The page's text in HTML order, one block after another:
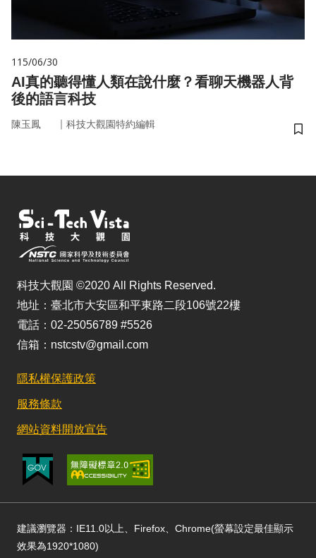
115/06/30
AI真的聽得懂人類在說什麼？看聊天機器人背
後的語言科技
陳玉鳳 ｜ 科技大觀園特約編輯
儲
科技大觀園 ©2020 All Rights Reserved.
地址：臺北市大安區和平東路二段106號22樓
電話：02-25056789 #5526
信箱：nstcstv@gmail.com
隱私權保護政策
服務條款
網站資料開放宣告
建議瀏覽器：IE11.0以上、Firefox、Chrome(螢幕設定最佳顯示
效果為1920*1080)